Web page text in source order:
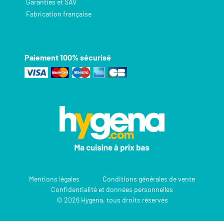
Fabrication française
Paiement 100% sécurisé
Mentions légales
Conditions générales de vente
Confidentialité et données personnelles
© 2026 Hygena, tous droits réservés